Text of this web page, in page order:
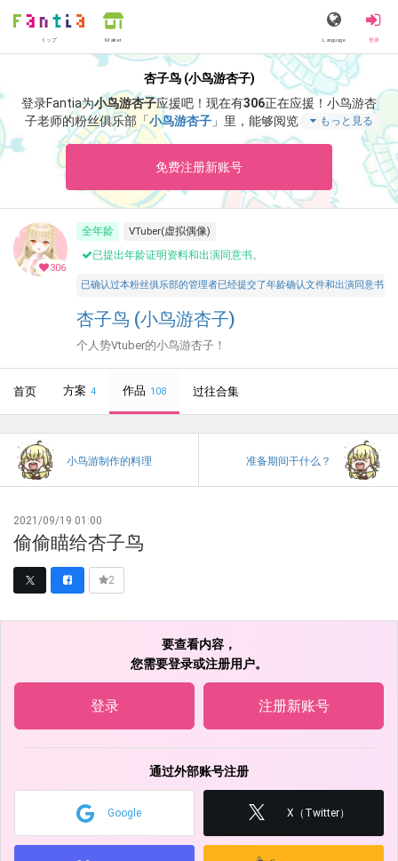
トップ Market Language 登录
杏子鸟 (小鸟游杏子)
登录Fantia为小鸟游杏子应援吧！ 现在有306正在应援！ 小鸟游杏
子老师的粉丝俱乐部「小鸟游杏子 」里，能够阅览「怎么去加拿
大 」等特别内容。
もっと見る
免费注册新账号
306
全年龄
VTuber(虚拟偶像)
已提出年龄证明资料和出演同意书。
已确认过本粉丝俱乐部的管理者已经提交了年龄确认文件和出演同意
杏子鸟 (小鸟游杏子)
个人势Vtuber的小鸟游杏子！
首页 方案 4 作品 108 过往合集
小鸟游制作的料理 准备期间干什么？
2021/09/19 01:00
偷偷瞄给杏子鸟
2
要查看内容，
您需要登录或注册用户。
登录 注册新账号
通过外部账号注册
Google X（Twitter）